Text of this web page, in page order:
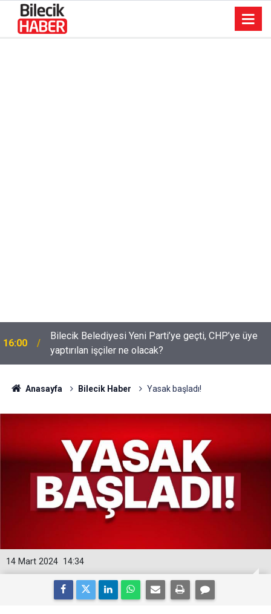
16:00
Bilecik Belediyesi Yeni Parti’ye geçti, CHP’ye üye
yaptırılan işçiler ne olacak?
Anasayfa Bilecik Haber Yasak başladı!
14:34
14 Mart 2024